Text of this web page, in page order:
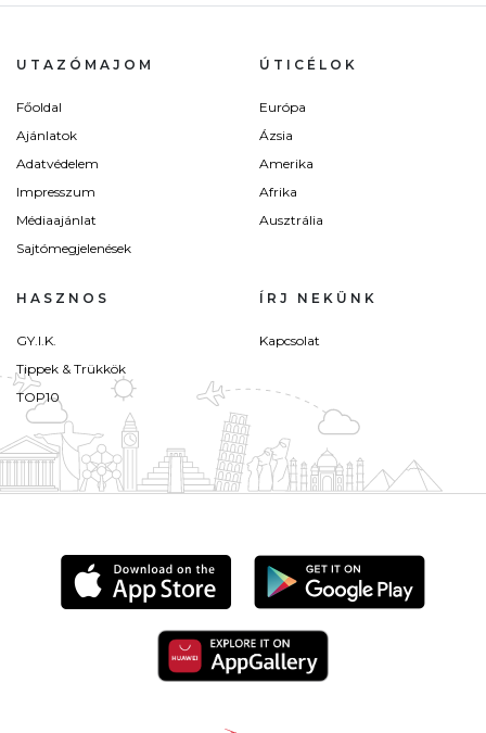
UTAZÓMAJOM
Főoldal
Ajánlatok
Adatvédelem
Impresszum
Médiaajánlat
Sajtómegjelenések
ÚTICÉLOK
Európa
Ázsia
Amerika
Afrika
Ausztrália
HASZNOS
GY.I.K.
Tippek & Trükkök
TOP10
ÍRJ NEKÜNK
Kapcsolat